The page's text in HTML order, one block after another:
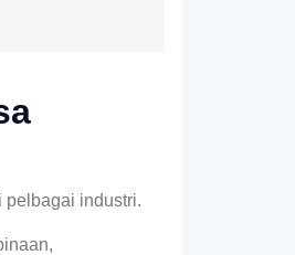
pelbagai industri.